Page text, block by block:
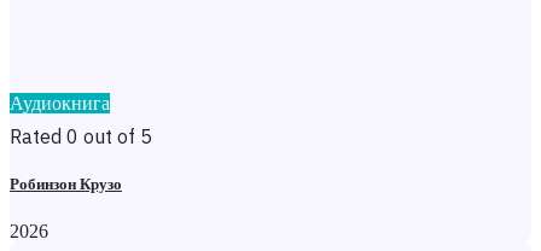
Аудиокнига
Rated 0 out of 5
Робинзон Крузо
2026